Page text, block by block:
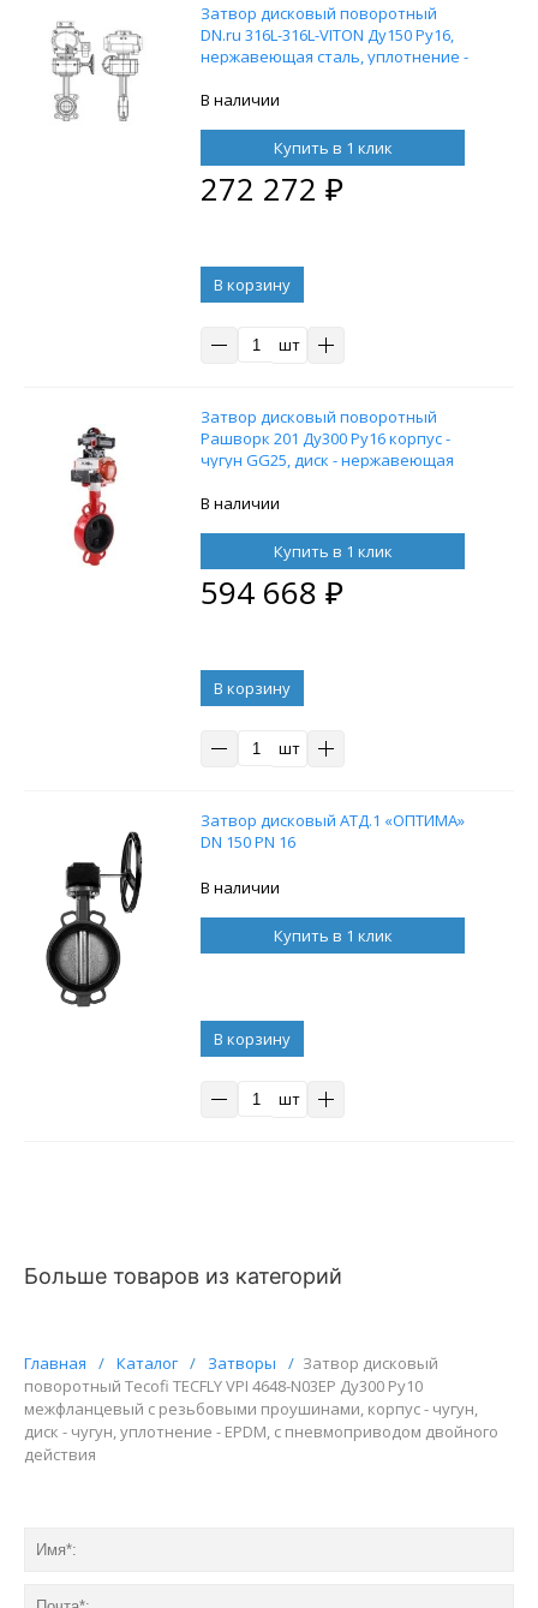
Затвор дисковый поворотный
DN.ru 316L-316L-VITON Ду150 Ру16,
нержавеющая сталь, уплотнение -
105, пневмораспределителем
В наличии
Купить в 1 клик
272 272 ₽
В корзину
шт
Затвор дисковый поворотный
Рашворк 201 Ду300 Ру16 корпус -
чугун GG25, диск - нержавеющая
пневмоприводом DN.ru SA-210 с
пневмораспределителем 4M310-08
220В и блоком концевых
выключателей APL-210N
В наличии
Купить в 1 клик
594 668 ₽
В корзину
шт
Затвор дисковый АТД.1 «ОПТИМА»
DN 150 PN 16
В наличии
Купить в 1 клик
В корзину
шт
Больше товаров из категорий
Главная / Каталог / Затворы / Затвор дисковый
поворотный Tecofi TECFLY VPI 4648-N03EP Ду300 Ру10
межфланцевый с резьбовыми проушинами, корпус - чугун,
диск - чугун, уплотнение - EPDM, с пневмоприводом двойного
действия